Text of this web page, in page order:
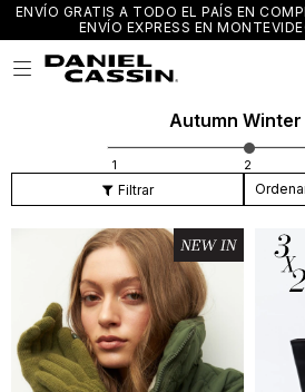
ENVÍO GRATIS A TODO EL PAÍS EN
ENVÍO EXPRESS EN

Autumn Winter